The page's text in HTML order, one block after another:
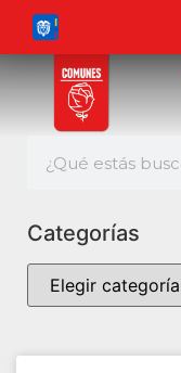
Categorías